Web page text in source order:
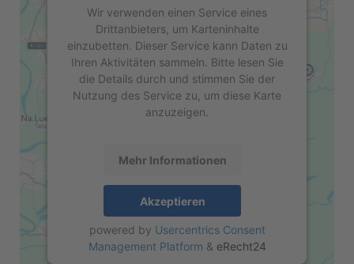
Wir verwenden einen Service eines
Drittanbieters, um Karteninhalte
einzubetten. Dieser Service kann Daten zu
Ihren Aktivitäten sammeln. Bitte lesen Sie
die Details durch und stimmen Sie der
Nutzung des Service zu, um diese Karte
anzuzeigen.
Mehr Informationen
Akzeptieren
powered by Usercentrics Consent
Management Platform & eRecht24